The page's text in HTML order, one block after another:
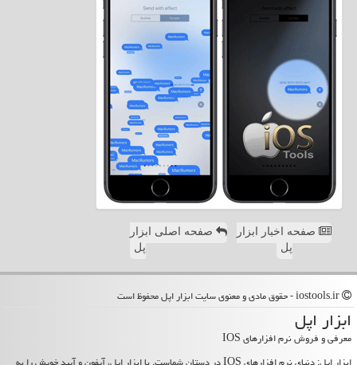
صفحه اخبار ابزار
پل
صفحه اصلی ابزار
پل
ابزار اپل
معرفی و فروش نرم افزارهای IOS